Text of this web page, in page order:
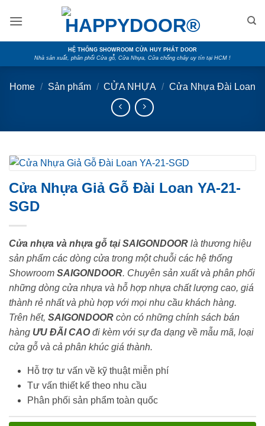
HỆ THỐNG SHOWROOM CỬA HUY PHÁT DOOR
Nhà sản xuất, phân phối Cửa gỗ, Cửa Nhựa, Cửa chống cháy uy tín tại HCM !
Home / Sản phẩm / CỬA NHỰA / Cửa Nhựa Đài Loan
Cửa Nhựa Giả Gỗ Đài Loan YA-21-
SGD
Cửa nhựa và nhựa gỗ tại SAIGONDOOR là thương hiệu
sản phẩm các dòng cửa trong một chuỗi các hệ thống
Showroom SAIGONDOOR. Chuyên sản xuất và phân phối
những dòng cửa nhựa và hỗ hợp nhựa chất lượng cao, giá
thành rẻ nhất và phù hợp với mọi nhu cầu khách hàng.
Trên hết, SAIGONDOOR còn có những chính sách bán
hàng ƯU ĐÃI CAOđi kèm với sự đa dạng về mẫu mã, loại
cửa gỗ và cả phân khúc giá thành.
Hỗ trợ tư vấn về kỹ thuật miễn phí
Tư vấn thiết kế theo nhu cầu
Phân phối sản phẩm toàn quốc